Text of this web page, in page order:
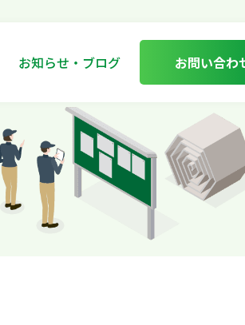
お知らせ・ブログ お問い合わ